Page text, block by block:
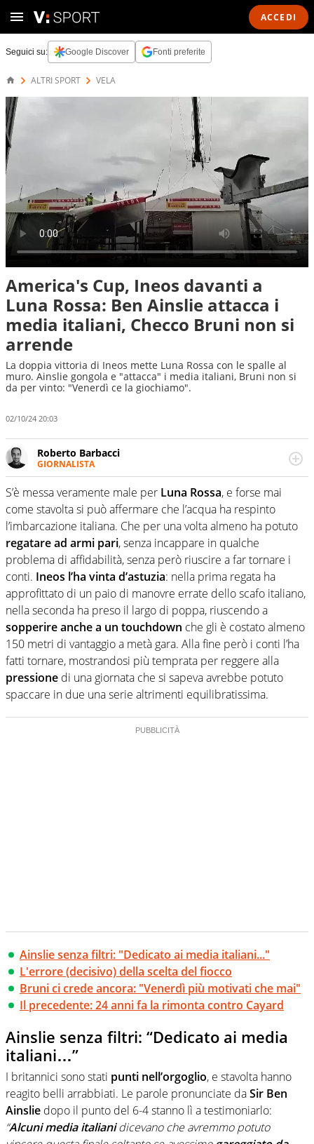
ACCEDI
Seguici su: Google Discover Fonti preferite
ALTRI SPORT VELA
America's Cup, Ineos davanti a
Luna Rossa: Ben Ainslie attacca i
media italiani, Checco Bruni non si
arrende
La doppia vittoria di Ineos mette Luna Rossa con le spalle al
muro. Ainslie gongola e "attacca" i media italiani, Bruni non si
da per vinto: "Venerdì ce la giochiamo".
02/10/24 20:03
Roberto Barbacci
GIORNALISTA
Giornalista (pubblicista) sportivo a tutto campo, è il
tuttologo di Virgilio Sport. Provate a chiedergli di boxe, di
scherma, di volley o di curling: ve ne farà innamorare
S’è messa veramente male per Luna Rossa, e forse mai
come stavolta si può affermare che l’acqua ha respinto
l’imbarcazione italiana. Che per una volta almeno ha potuto
regatare ad armi pari, senza incappare in qualche
problema di affidabilità, senza però riuscire a far tornare i
conti. Ineos l’ha vinta d’astuzia: nella prima regata ha
approfittato di un paio di manovre errate dello scafo italiano,
nella seconda ha preso il largo di poppa, riuscendo a
sopperire anche a un touchdown che gli è costato almeno
150 metri di vantaggio a metà gara. Alla fine però i conti l’ha
fatti tornare, mostrandosi più temprata per reggere alla
pressione di una giornata che si sapeva avrebbe potuto
spaccare in due una serie altrimenti equilibratissima.
Ainslie senza filtri: "Dedicato ai media italiani..."
L'errore (decisivo) della scelta del fiocco
Bruni ci crede ancora: "Venerdì più motivati che mai"
Il precedente: 24 anni fa la rimonta contro Cayard
Ainslie senza filtri: “Dedicato ai media
italiani…”
I britannici sono stati punti nell’orgoglio, e stavolta hanno
reagito belli arrabbiati. Le parole pronunciate daSir Ben
Ainslie dopo il punto del 6-4 stanno lì a testimoniarlo:
“Alcuni media italianidicevano che avremmo potuto